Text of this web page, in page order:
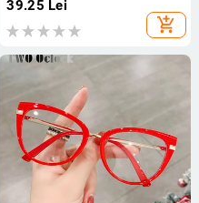
blocare a luminii albastre Ochelari
de vedere transparenți la modă
39.25 Lei
add_shopping_cart